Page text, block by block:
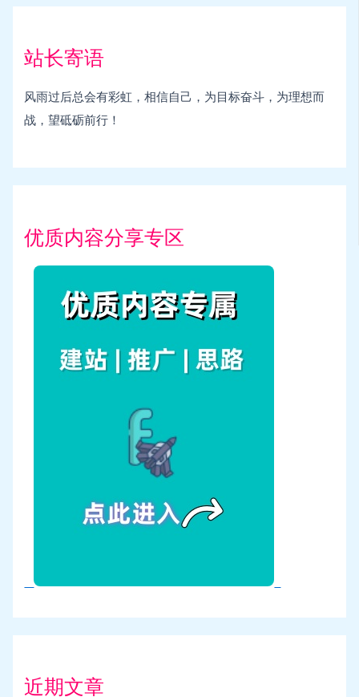
站长寄语
风雨过后总会有彩虹，相信自己，为目标奋斗，为理想而
战，望砥砺前行！
优质内容分享专区
近期文章